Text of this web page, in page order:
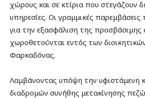
χώρους και σε κτίρια που στεγάζουν
υπηρεσίες. Οι γραμμικές
για την εξασφάλιση της προσβάσιμης
χωροθετούνται εντός των
Φαρκαδόνας.
Λαμβάνοντας υπόψη την υφιστάμενη
διαδρομών συνήθης μετακίνησης